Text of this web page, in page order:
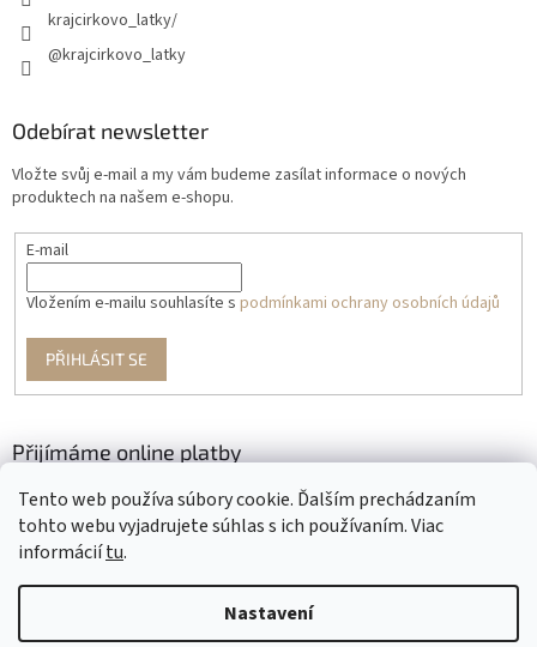
Tento web používa súbory cookie. Ďalším prechádzaním
tohto webu vyjadrujete súhlas s ich používaním. Viac
informáciítu.
Nastavení
krajcirkovo_latky/
@krajcirkovo_latky
Odebírat newsletter
Vložte svůj e-mail a my vám budeme zasílat informace o nových
produktech na našem e-shopu.
E-mail
Vložením e-mailu souhlasíte s podmínkami ochrany osobních údajů
PŘIHLÁSIT SE
Přijímáme online platby
Vytvořil Shoptet